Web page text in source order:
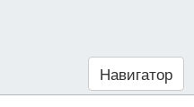
Навигатор